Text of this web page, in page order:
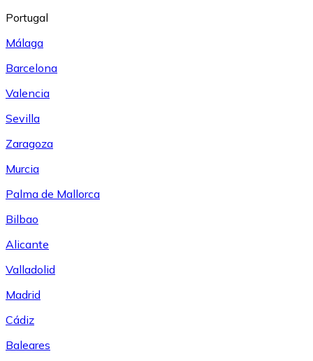
Portugal
Málaga
Barcelona
Valencia
Sevilla
Zaragoza
Murcia
Palma de Mallorca
Bilbao
Alicante
Valladolid
Madrid
Cádiz
Baleares